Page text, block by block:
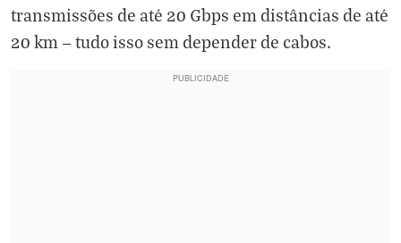
transmissões de até 20 Gbps em distâncias de até
20 km — tudo isso sem depender de cabos.